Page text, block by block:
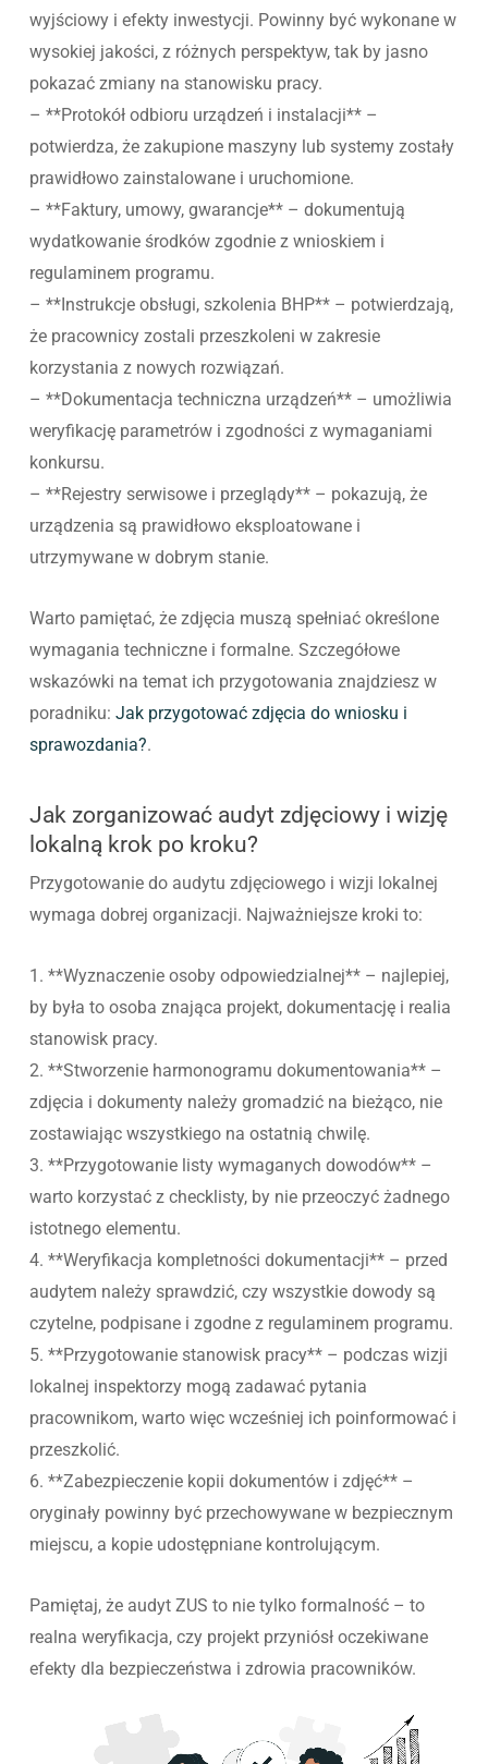
wyjściowy i efekty inwestycji. Powinny być wykonane w
wysokiej jakości, z różnych perspektyw, tak by jasno
pokazać zmiany na stanowisku pracy.
– **Protokół odbioru urządzeń i instalacji** –
potwierdza, że zakupione maszyny lub systemy zostały
prawidłowo zainstalowane i uruchomione.
– **Faktury, umowy, gwarancje** – dokumentują
wydatkowanie środków zgodnie z wnioskiem i
regulaminem programu.
– **Instrukcje obsługi, szkolenia BHP** – potwierdzają,
że pracownicy zostali przeszkoleni w zakresie
korzystania z nowych rozwiązań.
– **Dokumentacja techniczna urządzeń** – umożliwia
weryfikację parametrów i zgodności z wymaganiami
konkursu.
– **Rejestry serwisowe i przeglądy** – pokazują, że
urządzenia są prawidłowo eksploatowane i
utrzymywane w dobrym stanie.
Warto pamiętać, że zdjęcia muszą spełniać określone
wymagania techniczne i formalne. Szczegółowe
wskazówki na temat ich przygotowania znajdziesz w
poradniku: Jak przygotować zdjęcia do wniosku i
sprawozdania?.
Jak zorganizować audyt zdjęciowy i wizję
lokalną krok po kroku?
Przygotowanie do audytu zdjęciowego i wizji lokalnej
wymaga dobrej organizacji. Najważniejsze kroki to:
1. **Wyznaczenie osoby odpowiedzialnej** – najlepiej,
by była to osoba znająca projekt, dokumentację i realia
stanowisk pracy.
2. **Stworzenie harmonogramu dokumentowania** –
zdjęcia i dokumenty należy gromadzić na bieżąco, nie
zostawiając wszystkiego na ostatnią chwilę.
3. **Przygotowanie listy wymaganych dowodów** –
warto korzystać z checklisty, by nie przeoczyć żadnego
istotnego elementu.
4. **Weryfikacja kompletności dokumentacji** – przed
audytem należy sprawdzić, czy wszystkie dowody są
czytelne, podpisane i zgodne z regulaminem programu.
5. **Przygotowanie stanowisk pracy** – podczas wizji
lokalnej inspektorzy mogą zadawać pytania
pracownikom, warto więc wcześniej ich poinformować i
przeszkolić.
6. **Zabezpieczenie kopii dokumentów i zdjęć** –
oryginały powinny być przechowywane w bezpiecznym
miejscu, a kopie udostępniane kontrolującym.
Pamiętaj, że audyt ZUS to nie tylko formalność – to
realna weryfikacja, czy projekt przyniósł oczekiwane
efekty dla bezpieczeństwa i zdrowia pracowników.